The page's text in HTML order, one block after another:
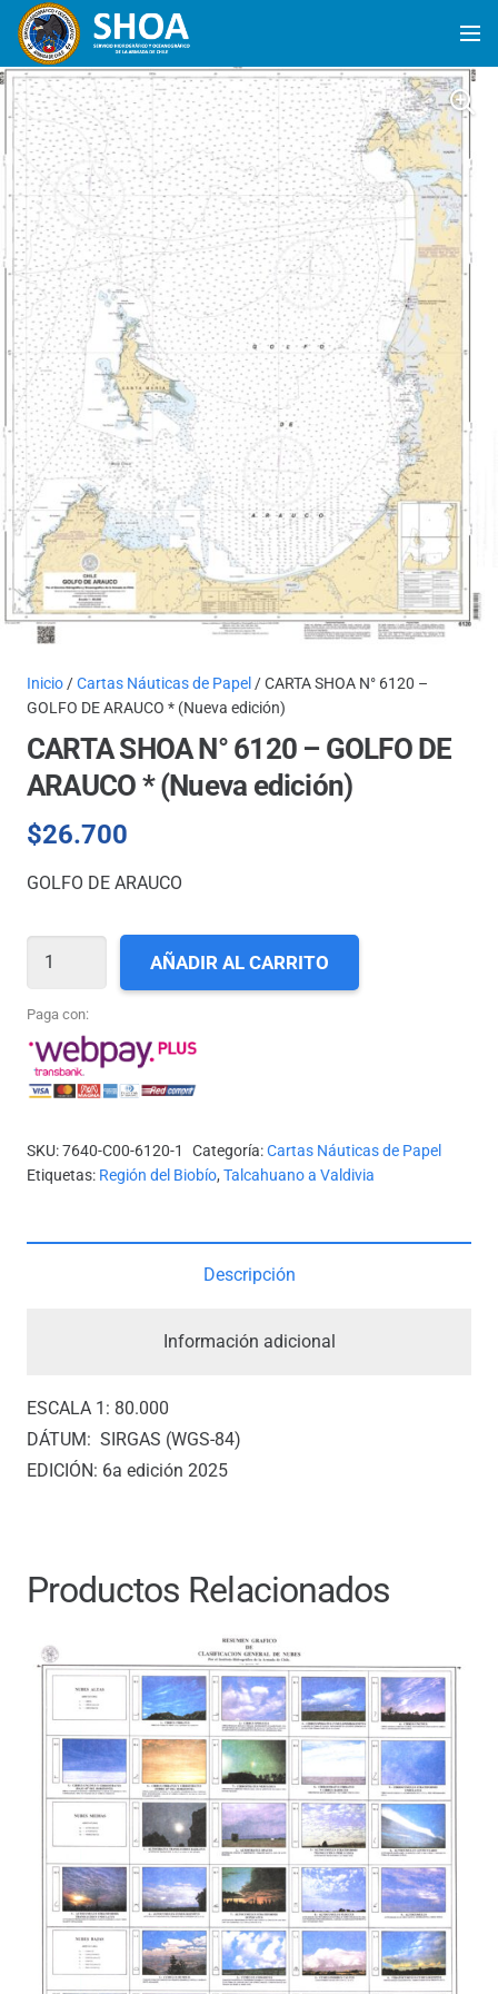
Inicio /Cartas Náuticas de Papel / CARTA SHOA N° 6120 –
GOLFO DE ARAUCO * (Nueva edición)
CARTA SHOA N° 6120 – GOLFO DE
ARAUCO * (Nueva edición)
$26.700
GOLFO DE ARAUCO
N°
6120
GOLFO
ARAUCO
AÑADIR AL CARRITO
Paga con:
SKU:7640-C00-6120-1 Categoría:Cartas Náuticas de Papel
Etiquetas: Región del Biobío, Talcahuano a Valdivia
Descripción
Información adicional
ESCALA 1: 80.000
DÁTUM: SIRGAS (WGS-84)
EDICIÓN: 6a edición 2025
Productos Relacionados